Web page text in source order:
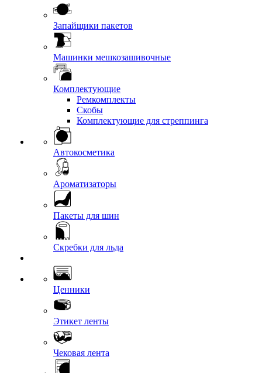
Запайщики пакетов
Машинки мешкозашивочные
Комплектующие
Ремкомплекты
Скобы
Комплектующие для стреппинга
Автокосметика
Ароматизаторы
Пакеты для шин
Скребки для льда
Ценники
Этикет ленты
Чековая лента